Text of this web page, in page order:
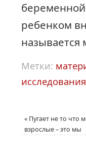
ребенком
Метки:
исследования
«Пугает не то что
взрослые – это мы